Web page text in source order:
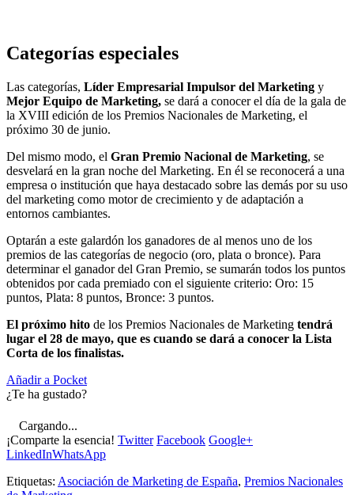
Categorías especiales
Las categorías, Líder Empresarial Impulsor del Marketing y
Mejor Equipo de Marketing, se dará a conocer el día de la gala de
la XVIII edición de los Premios Nacionales de Marketing, el
próximo 30 de junio.
Del mismo modo, el Gran Premio Nacional de Marketing, se
desvelará en la gran noche del Marketing. En él se reconocerá a una
empresa o institución que haya destacado sobre las demás por su uso
del marketing como motor de crecimiento y de adaptación a
entornos cambiantes.
Optarán a este galardón los ganadores de al menos uno de los
premios de las categorías de negocio (oro, plata o bronce). Para
determinar el ganador del Gran Premio, se sumarán todos los puntos
obtenidos por cada premiado con el siguiente criterio: Oro: 15
puntos, Plata: 8 puntos, Bronce: 3 puntos.
El próximo hito de los Premios Nacionales de Marketing tendrá
lugar el 28 de mayo, que es cuando se dará a conocer la Lista
Corta de los finalistas.
Añadir a Pocket
¿Te ha gustado?
Cargando...
¡Comparte la esencia! Twitter Facebook Google+
LinkedInWhatsApp
Etiquetas: Asociación de Marketing de España, Premios Nacionales